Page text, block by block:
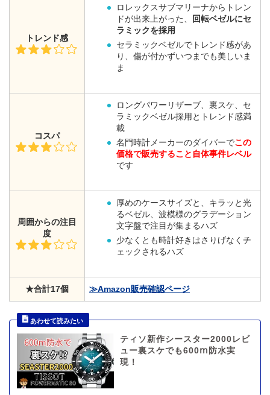
トレンド感
ロレックスサブマリーナからトレン
ドが出来上がった、
回転ベゼルにセ
ラミックを採用
セラミックベゼルでトレンド感があ
り、傷が付かずいつまでも美しいま
ま
コスパ
ロングパワーリザーブ、裏スケ、セ
ラミックベゼル採用とトレンド感満
載
名門時計メーカーのダイバーでこの
価格で販売すること自体事件レベル
です
周囲からの注目
度
厚めのケースサイズと、キラッと光
るベゼル、波模様のグラデーション
文字盤で注目が集まるハズ
少なくとも時計好きはさりげなくチ
ェックされるハズ
★合計17個 ≫Amazon販売確認ページ
ティソ新作シースター2000レビ
ュー裏スケでも600ⅿ防水実
現！